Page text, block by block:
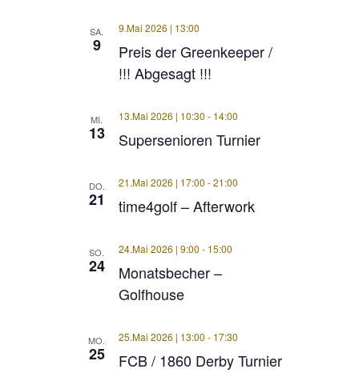
SA.
9
Preis der Greenkeeper /
!!! Abgesagt !!!
9.Mai 2026 | 13:00
MI.
13 Supersenioren Turnier
13.Mai 2026 | 10:30 - 14:00
DO.
21 time4golf – Afterwork
21.Mai 2026 | 17:00 -21:00
SO.
24
Monatsbecher –
Golfhouse
24.Mai 2026 | 9:00 - 15:00
MO.
25 FCB / 1860 Derby Turnier
25.Mai 2026 | 13:00 - 17:30